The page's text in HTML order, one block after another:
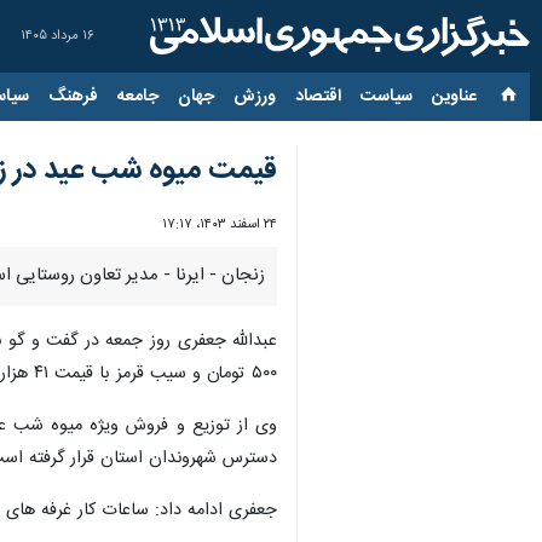
۱۶ مرداد ۱۴۰۵
عناوین‌ سیاست اقتصاد ورزش جهان جامعه فرهنگ
قیمت میوه شب عید در
۲۴ اسفند ۱۴۰۳، ۱۷:۱۷